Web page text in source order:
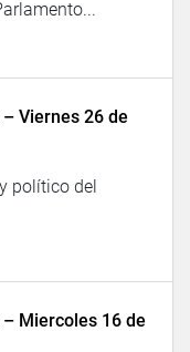
Viernes 26 de
político del
Miercoles 16 de